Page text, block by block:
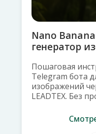
Nano
генератор
Пошаговая
Telegram бота
изображений
LEADTEX. Без